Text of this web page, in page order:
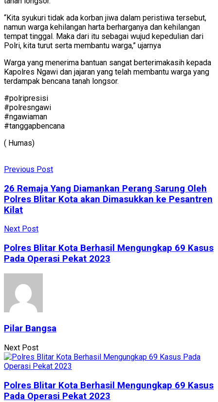
“Kita syukuri tidak ada korban jiwa dalam peristiwa tersebut,
namun warga kehilangan harta berharganya dan kehilangan
tempat tinggal. Maka dari itu sebagai wujud kepedulian dari
Polri, kita turut serta membantu warga,” ujarnya
Warga yang menerima bantuan sangat berterimakasih kepada
Kapolres Ngawi dan jajaran yang telah membantu warga yang
terdampak bencana tanah longsor.
#polripresisi
#polresngawi
#ngawiaman
#tanggapbencana
( Humas)
Previous Post
26 Remaja Yang Diamankan Perang Sarung Oleh
Polres Blitar Kota akan Dimasukkan ke Pesantren
Kilat
Next Post
Polres Blitar Kota Berhasil Mengungkap 69 Kasus
Pada Operasi Pekat 2023
Pilar Bangsa
Next Post
Polres Blitar Kota Berhasil Mengungkap 69 Kasus
Pada Operasi Pekat 2023